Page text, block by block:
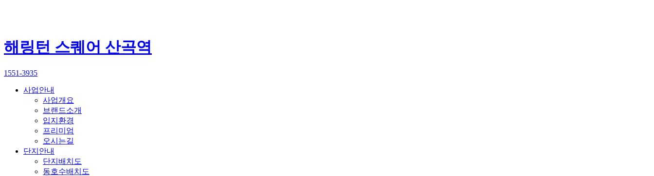
해링턴 스퀘어 산곡역
1551-3935
사업안내
사업개요
브랜드소개
입지환경
프리미엄
오시는길
단지안내
단지배치도
동호수배치도